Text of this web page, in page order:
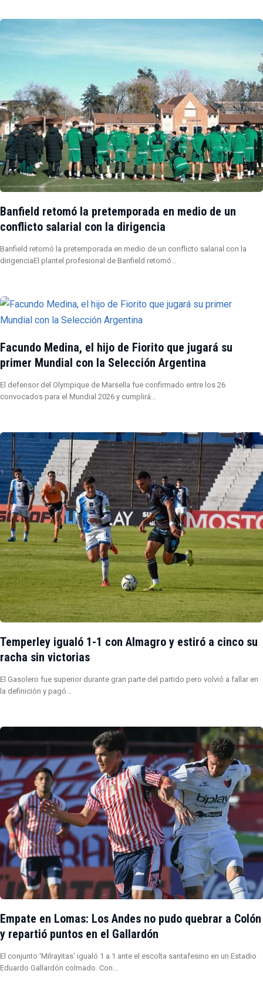
Banfield retomó la pretemporada en medio de un
conflicto salarial con la dirigencia
Banfield retomó la pretemporada en medio de un conflicto salarial con la
dirigenciaEl plantel profesional de Banfield retomó…
Facundo Medina, el hijo de Fiorito que jugará su
primer Mundial con la Selección Argentina
El defensor del Olympique de Marsella fue confirmado entre los 26
convocados para el Mundial 2026 y cumplirá…
Temperley igualó 1-1 con Almagro y estiró a cinco su
racha sin victorias
El Gasolero fue superior durante gran parte del partido pero volvió a fallar en
la definición y pagó…
Empate en Lomas: Los Andes no pudo quebrar a Colón
y repartió puntos en el Gallardón
El conjunto ‘Milrayitas’ igualó 1 a 1 ante el escolta santafesino en un Estadio
Eduardo Gallardón colmado. Con…